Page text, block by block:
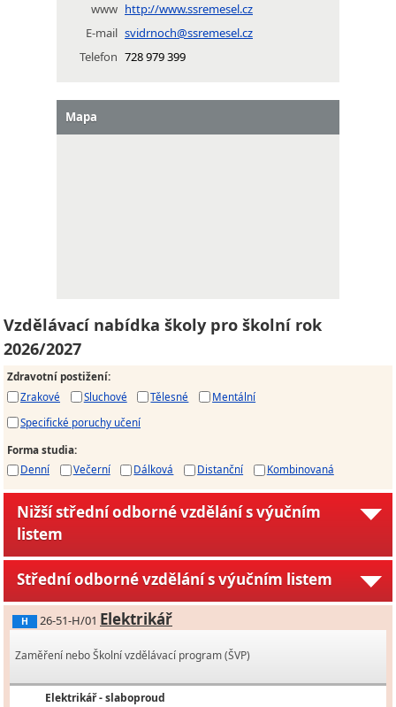
www http://www.ssremesel.cz
E-mail svidrnoch@ssremesel.cz
Telefon 728 979 399
Mapa
Vzdělávací nabídka školy pro školní rok
2026/2027
Zdravotní postižení:
Zrakové
Sluchové Tělesné
Mentální
Specifické poruchy učení
Forma studia:
Denní
Večerní Dálková Distanční Kombinovaná
Nižší střední odborné vzdělání s výučním
listem
Střední odborné vzdělání s výučním listem
H 26-51-H/01 Elektrikář
Zaměření nebo Školní vzdělávací program (ŠVP)
Elektrikář - slaboproud